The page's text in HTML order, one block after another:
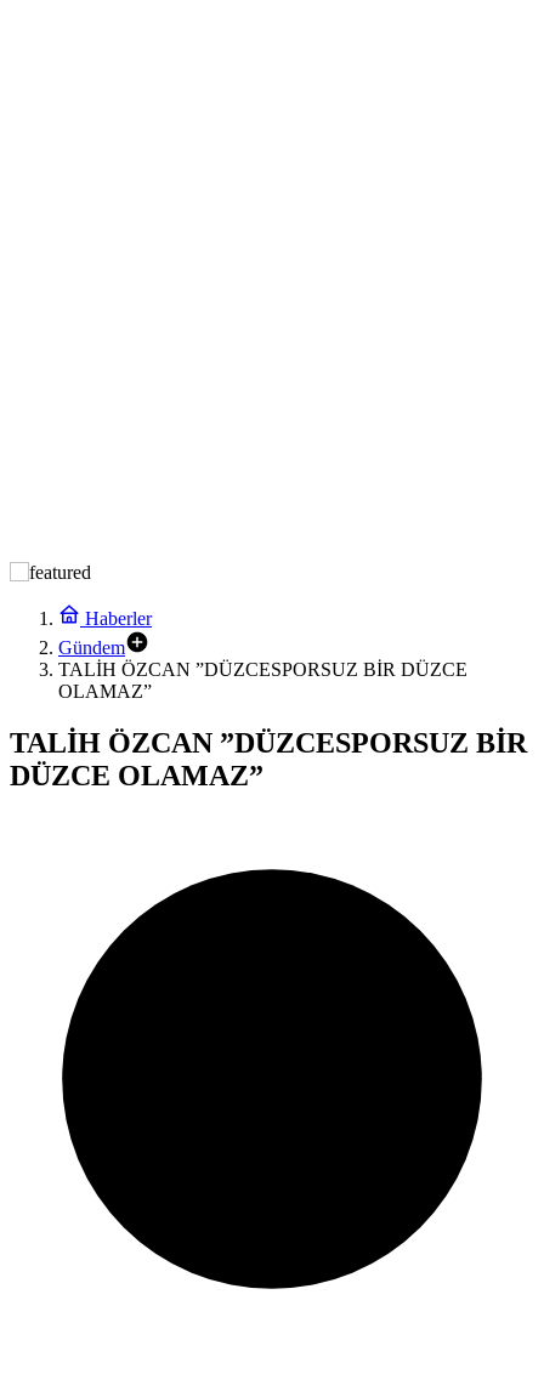
Haberler
Gündem
TALİH ÖZCAN ”DÜZCESPORSUZ BİR DÜZCE
OLAMAZ”
TALİH ÖZCAN ”DÜZCESPORSUZ BİR
DÜZCE OLAMAZ”